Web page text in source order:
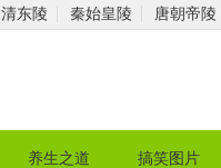
清东陵 秦始皇陵 唐朝帝陵
养生之道 搞笑图片